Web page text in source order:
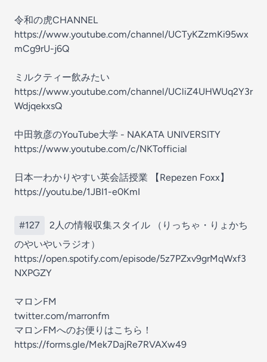
令和の虎CHANNEL
https://www.youtube.com/channel/UCTyKZzmKi95wx
mCg9rU-j6Q
ミルクティー飲みたい
https://www.youtube.com/channel/UCliZ4UHWUq2Y3r
WdjqekxsQ
中田敦彦のYouTube大学 - NAKATA UNIVERSITY
https://www.youtube.com/c/NKTofficial
日本一わかりやすい英会話授業 【Repezen Foxx】
https://youtu.be/1JBI1-e0KmI
#127
2人の情報収集スタイル （りっちゃ・りょかち
のやいやいラジオ）
https://open.spotify.com/episode/5z7PZxv9grMqWxf3
NXPGZY
マロンFM
twitter.com/marronfm
マロンFMへのお便りはこちら！
https://forms.gle/Mek7DajRe7RVAXw49